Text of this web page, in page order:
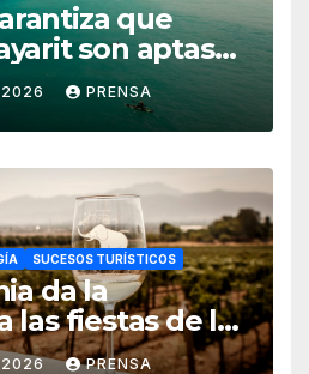
que
son aptas
2026 PRENSA
SUCESOS TURÍSTICOS
da la
las fiestas de la
2026 PRENSA